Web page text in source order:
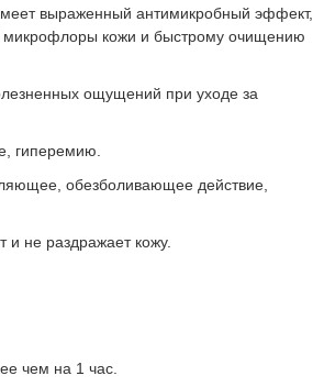
выраженный антимикробный эффект,
микрофлоры кожи и быстрому очищению
ощущений при уходе за
гиперемию.
обезболивающее действие,
и не раздражает кожу.
чем на 1 час.